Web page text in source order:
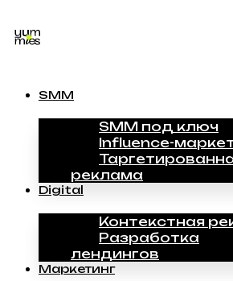
SMM
SMM под ключ
Influence-
реклама
Digital
Контекстная
Разработка
лендингов
Маркетинг